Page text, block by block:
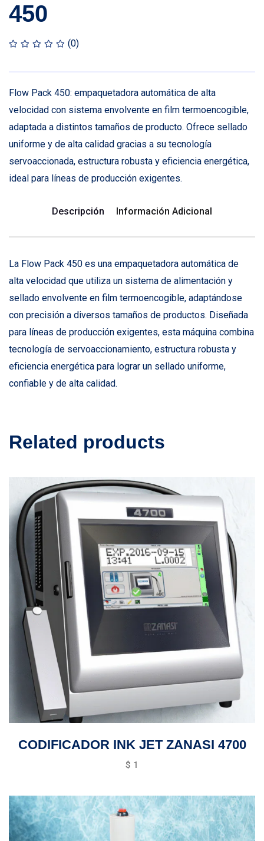
450
(0)
Flow Pack 450: empaquetadora automática de alta
velocidad con sistema envolvente en film termoencogible,
adaptada a distintos tamaños de producto. Ofrece sellado
uniforme y de alta calidad gracias a su tecnología
servoaccionada, estructura robusta y eficiencia energética,
ideal para líneas de producción exigentes.
Descripción Información Adicional
La Flow Pack 450 es una empaquetadora automática de
alta velocidad que utiliza un sistema de alimentación y
sellado envolvente en film termoencogible, adaptándose
con precisión a diversos tamaños de productos. Diseñada
para líneas de producción exigentes, esta máquina combina
tecnología de servoaccionamiento, estructura robusta y
eficiencia energética para lograr un sellado uniforme,
confiable y de alta calidad.
Related products
CODIFICADOR INK JET ZANASI 4700
$ 1